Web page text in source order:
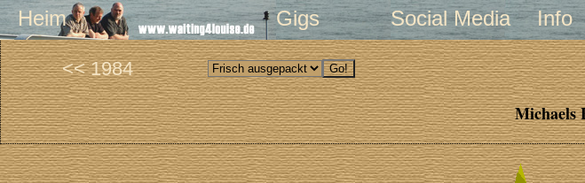
Heim Gigs Social Media Info
<< 1984
Michaels